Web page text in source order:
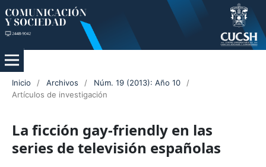
Inicio / Archivos / Núm. 19 (2013): Año 10
/
Artículos de investigación
La ficción gay-friendly en las
series de televisión españolas